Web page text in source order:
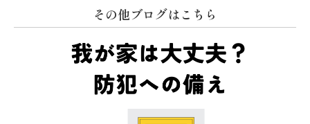
その他ブログはこちら